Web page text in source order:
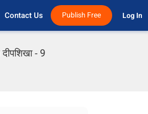
Contact Us Publish Free Log In
- 9